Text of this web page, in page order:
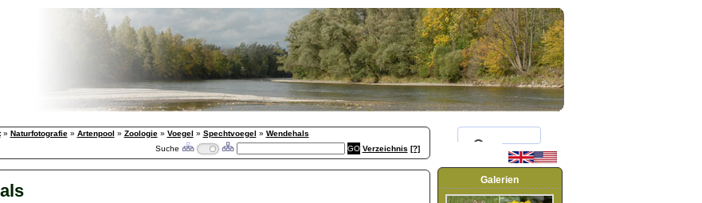
» Naturfotografie» Artenpool » Zoologie» Voegel » Spechtvoegel » Wendehals
Suche
Verzeichnis [?]
Galerien